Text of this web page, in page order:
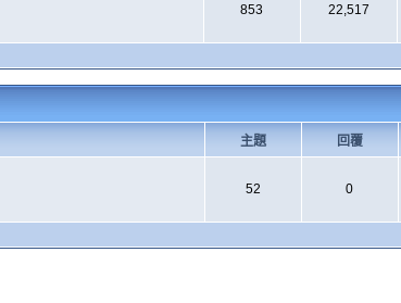
853 22,517
主題 回覆
52 0